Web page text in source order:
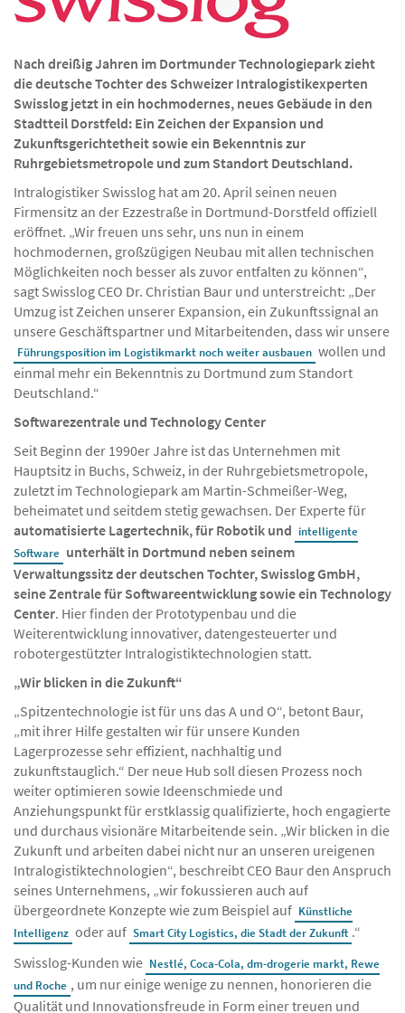
Nach dreißig Jahren im Dortmunder Technologiepark zieht
die deutsche Tochter des Schweizer Intralogistikexperten
Swisslog jetzt in ein hochmodernes, neues Gebäude in den
Stadtteil Dorstfeld: Ein Zeichen der Expansion und
Zukunftsgerichtetheit sowie ein Bekenntnis zur
Ruhrgebietsmetropole und zum Standort Deutschland.
Intralogistiker Swisslog hat am 20. April seinen neuen
Firmensitz an der Ezzestraße in Dortmund-Dorstfeld offiziell
eröffnet. „Wir freuen uns sehr, uns nun in einem
hochmodernen, großzügigen Neubau mit allen technischen
Möglichkeiten noch besser als zuvor entfalten zu können“,
sagt Swisslog CEO Dr. Christian Baur und unterstreicht: „Der
Umzug ist Zeichen unserer Expansion, ein Zukunftssignal an
unsere Geschäftspartner und Mitarbeitenden, dass wir unsere
Führungsposition im Logistikmarkt noch weiter ausbauen wollen und
einmal mehr ein Bekenntnis zu Dortmund zum Standort
Deutschland.“
Softwarezentrale und Technology Center
Seit Beginn der 1990er Jahre ist das Unternehmen mit
Hauptsitz in Buchs, Schweiz, in der Ruhrgebietsmetropole,
zuletzt im Technologiepark am Martin-Schmeißer-Weg,
beheimatet und seitdem stetig gewachsen. Der Experte für
automatisierte Lagertechnik, für Robotik und intelligente
Software unterhält in Dortmund neben seinem
Verwaltungssitz der deutschen Tochter, Swisslog GmbH,
seine Zentrale für Softwareentwicklung sowie ein Technology
Center. Hier finden der Prototypenbau und die
Weiterentwicklung innovativer, datengesteuerter und
robotergestützter Intralogistiktechnologien statt.
„Wir blicken in die Zukunft“
„Spitzentechnologie ist für uns das A und O“, betont Baur,
„mit ihrer Hilfe gestalten wir für unsere Kunden
Lagerprozesse sehr effizient, nachhaltig und
zukunftstauglich.“ Der neue Hub soll diesen Prozess noch
weiter optimieren sowie Ideenschmiede und
Anziehungspunkt für erstklassig qualifizierte, hoch engagierte
und durchaus visionäre Mitarbeitende sein. „Wir blicken in die
Zukunft und arbeiten dabei nicht nur an unseren ureigenen
Intralogistiktechnologien“, beschreibt CEO Baur den Anspruch
seines Unternehmens, „wir fokussieren auch auf
übergeordnete Konzepte wie zum Beispiel auf Künstliche
Intelligenz oder auf Smart City Logistics, die Stadt der Zukunft .“
Swisslog-Kunden wie Nestlé, Coca-Cola, dm-drogerie markt, Rewe
und Roche , um nur einige wenige zu nennen, honorieren die
Qualität und Innovationsfreude in Form einer treuen und